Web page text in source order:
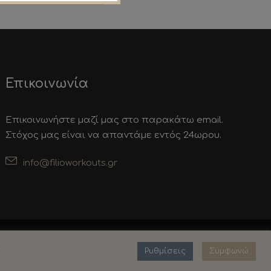
Επικοινωνία
Επικοινωνήστε μαζί μας στο παρακάτω email.
Στόχος μας είναι να απαντάμε εντός 24ωρου.
info@filioworkouts.gr
Powered byblogaki.gr.
Ρυθμίσεις Συμφωνώ